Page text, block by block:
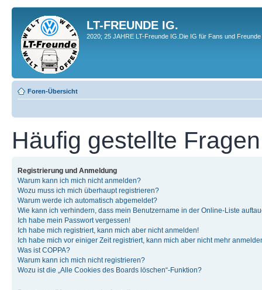
LT-FREUNDE IG.
2020; 25 JAHRE LT-Freunde IG.Die IG für Fans und
Foren-Übersicht
Häufig gestellte Fragen
Registrierung und Anmeldung
Warum kann ich mich nicht anmelden?
Wozu muss ich mich überhaupt registrieren?
Warum werde ich automatisch abgemeldet?
Wie kann ich verhindern, dass mein Benutzername in der Online-Liste
Ich habe mein Passwort vergessen!
Ich habe mich registriert, kann mich aber nicht anmelden!
Ich habe mich vor einiger Zeit registriert, kann mich aber nicht mehr
Was ist COPPA?
Warum kann ich mich nicht registrieren?
Wozu ist die „Alle Cookies des Boards löschen“-Funktion?